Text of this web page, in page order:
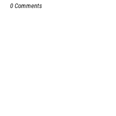
0 Comments